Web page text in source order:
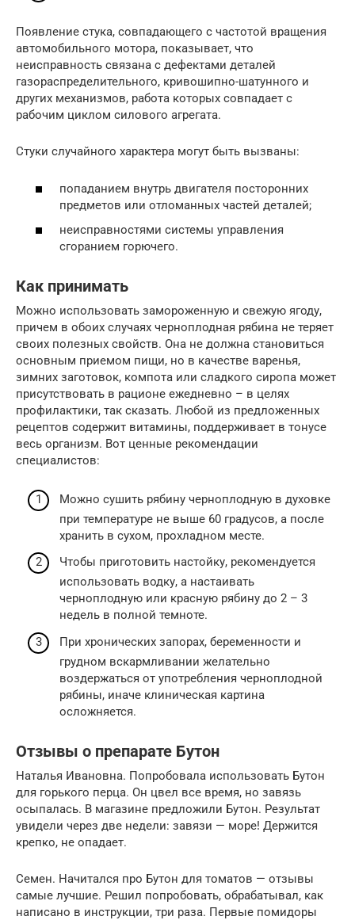
Появление стука, совпадающего с частотой вращения
автомобильного мотора, показывает, что
неисправность связана с дефектами деталей
газораспределительного, кривошипно-шатунного и
других механизмов, работа которых совпадает с
рабочим циклом силового агрегата.
Стуки случайного характера могут быть вызваны:
попаданием внутрь двигателя посторонних
предметов или отломанных частей деталей;
неисправностями системы управления
сгоранием горючего.
Как принимать
Можно использовать замороженную и свежую ягоду,
причем в обоих случаях черноплодная рябина не теряет
своих полезных свойств. Она не должна становиться
основным приемом пищи, но в качестве варенья,
зимних заготовок, компота или сладкого сиропа может
присутствовать в рационе ежедневно – в целях
профилактики, так сказать. Любой из предложенных
рецептов содержит витамины, поддерживает в тонусе
весь организм. Вот ценные рекомендации
специалистов:
Можно сушить рябину черноплодную в духовке
при температуре не выше 60 градусов, а после
хранить в сухом, прохладном месте.
Чтобы приготовить настойку, рекомендуется
использовать водку, а настаивать
черноплодную или красную рябину до 2 – 3
недель в полной темноте.
При хронических запорах, беременности и
грудном вскармливании желательно
воздержаться от употребления черноплодной
рябины, иначе клиническая картина
осложняется.
Отзывы о препарате Бутон
Наталья Ивановна. Попробовала использовать Бутон
для горького перца. Он цвел все время, но завязь
осыпалась. В магазине предложили Бутон. Результат
увидели через две недели: завязи — море! Держится
крепко, не опадает.
Семен. Начитался про Бутон для томатов — отзывы
самые лучшие. Решил попробовать, обрабатывал, как
написано в инструкции, три раза. Первые помидоры